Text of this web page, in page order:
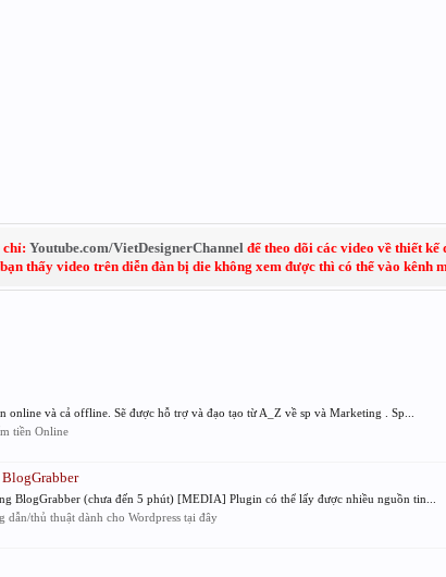
chỉ: Youtube.com/VietDesignerChannel để theo dõi các video về thiết
thấy video trên diễn đàn bị die không xem được thì có thể vào kênh
và cả offline. Sẽ được hỗ trợ và đạo tạo từ A_Z về sp và Marketing . Sp...
tiền Online
BlogGrabber (chưa đến 5 phút) [MEDIA] Plugin có thể lấy được nhiều nguồn tin...
dẫn/thủ thuật dành cho Wordpress tại đây